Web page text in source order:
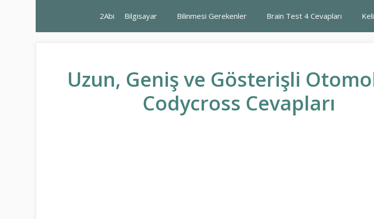
2Abi Bilgisayar Bilinmesi Gerekenler Brain Test 4 Cevapları
Uzun, Geniş ve Gösterişli
Codycross Cevapları